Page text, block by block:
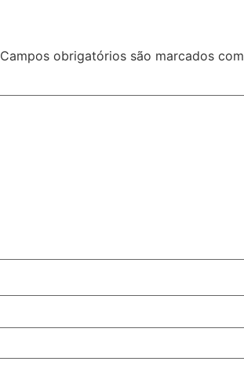
Campos obrigatórios são marcados com